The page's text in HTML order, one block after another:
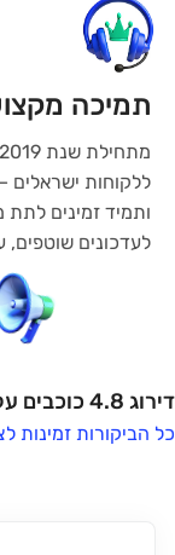
תמיכה
ללקוחות ישראלים
ותמיד זמינים
לעדכונים שוטפים,
דירוג 4.8 כוכבים על בסיס 285 ביקורות בגוגל
כל הביקורות זמינות